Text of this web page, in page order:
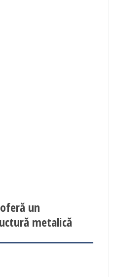
un
metalică